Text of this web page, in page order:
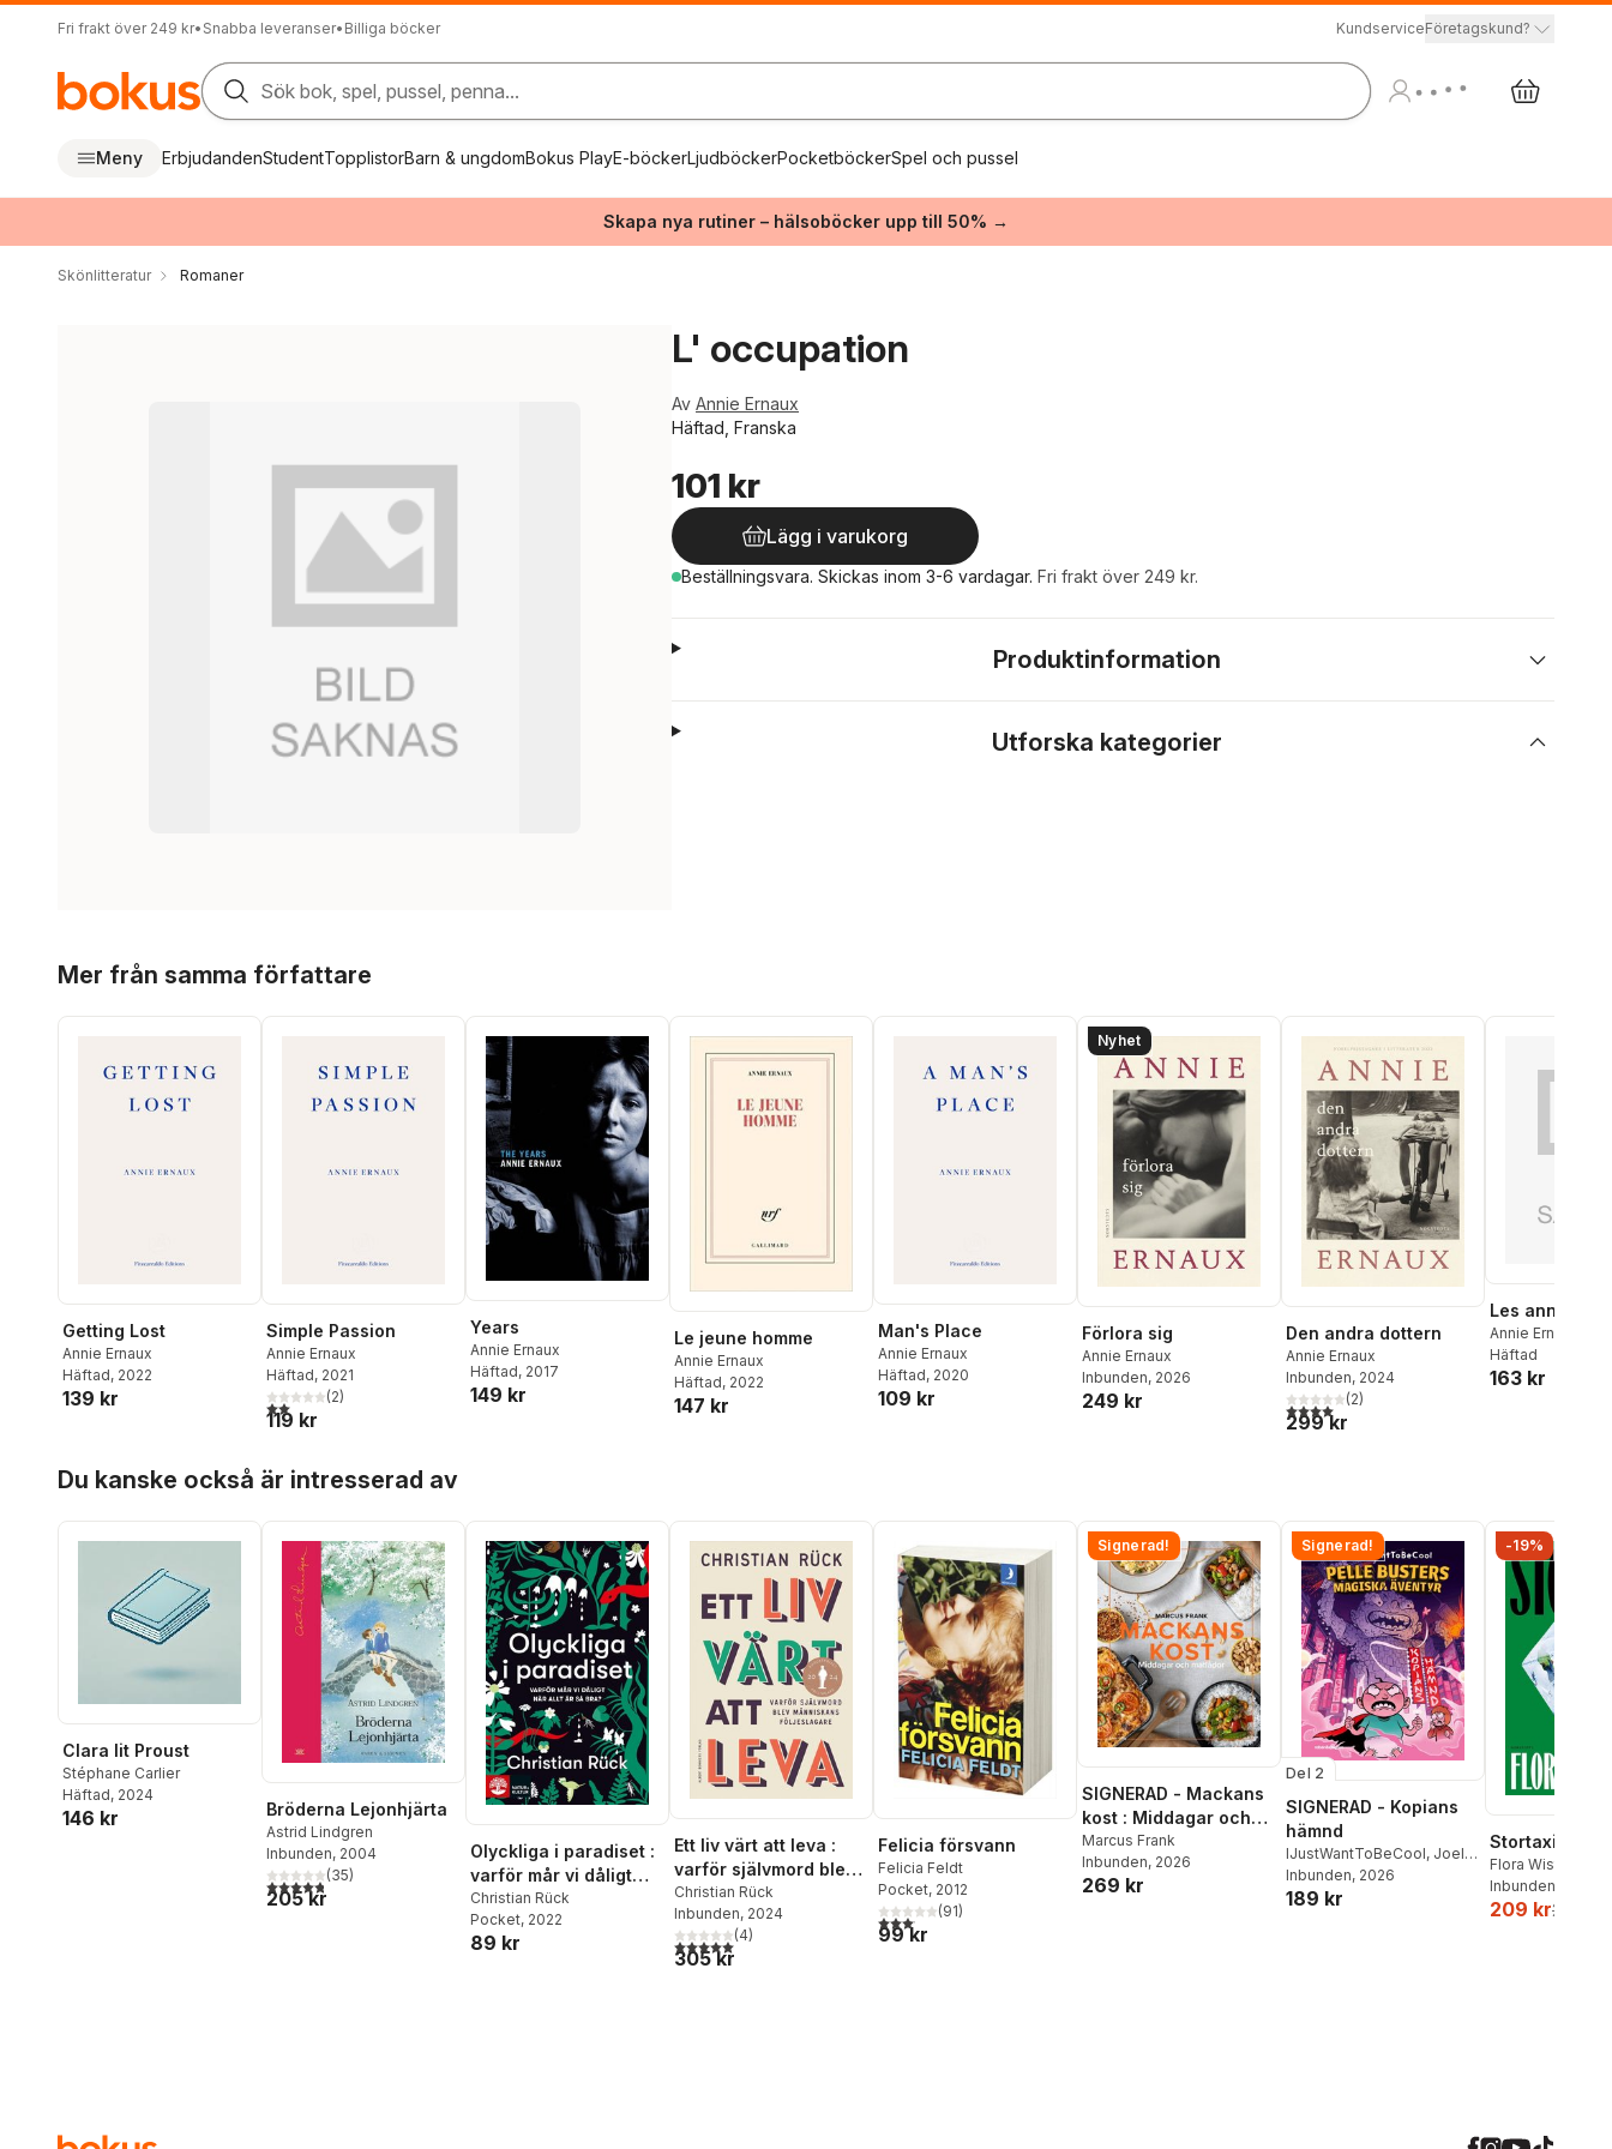
Fri frakt över 249 kr• Snabba leveranser• Billiga böcker KundserviceFöretagskund?
Sök bok, spel, pussel, penna...
Meny ErbjudandenStudentTopplistorBarn & ungdomBokus PlayE-böckerLjudböckerPocketböckerSpel och pussel
Skapa nya rutiner – hälsoböcker upp till 50% →
Skönlitteratur Romaner
L' occupation
Av Annie Ernaux
Häftad, Franska
101 kr
Lägg i varukorg
Beställningsvara. Skickas inom 3-6 vardagar. Fri frakt över 249 kr.
Produktinformation
Utforska kategorier
Mer från samma författare
Getting Lost
Annie Ernaux
Häftad, 2022
139 kr
Simple Passion
Annie Ernaux
Häftad, 2021
2,0utav 5 stjärnor. Totalt antal röster:
(2)
119 kr
Years
Annie Ernaux
Häftad, 2017
149 kr
Le jeune homme
Annie Ernaux
Häftad, 2022
147 kr
Man's Place
Annie Ernaux
Häftad, 2020
109 kr
Nyhet
Förlora sig
Annie Ernaux
Inbunden, 2026
249 kr
Den andra dottern
Annie Ernaux
Inbunden, 2024
4,0utav 5 stjärnor. Totalt antal röster:
(2)
299 kr
Les années
Annie Ernaux
Häftad
163 kr
Du kanske också är intresserad av
Clara lit Proust
Stéphane Carlier
Häftad, 2024
146 kr Bröderna Lejonhjärta
Astrid Lindgren
Inbunden, 2004
4,8utav 5 stjärnor. Totalt antal röster:
(35)
205 kr
Olyckliga i paradiset :
varför mår vi dåligt
när allt är så bra?
Christian Rück
Pocket, 2022
89 kr
Ett liv värt att leva :
varför självmord blev
människans
följeslagare
Christian Rück
Inbunden, 2024
5,0utav 5 stjärnor. Totalt antal röster:
(4)
305 kr
Felicia försvann
Felicia Feldt
Pocket, 2012
3,1utav 5 stjärnor. Totalt antal röster:
(91)
99 kr
Signerad!
SIGNERAD - Mackans
kost : Middagar och
matlådor
Marcus Frank
Inbunden, 2026
269 kr
Signerad!
Del 2
SIGNERAD - Kopians
hämnd
IJustWantToBeCool, Joel
Adolphson,Emil Ejdemo
Beer ,Victor Beer
Inbunden, 2026
189 kr
-19%
Stortaxi
Flora Wiström
Inbunden
209 kr259 kr